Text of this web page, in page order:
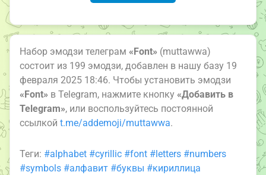
Набор эмодзи телеграм «Font» (muttawwa)
состоит из 199 эмодзи, добавлен в нашу базу 19
февраля 2025 18:46. Чтобы установить эмодзи
«Font» в Telegram, нажмите кнопку «Добавить в
Telegram», или воспользуйтесь постоянной
ссылкой t.me/addemoji/muttawwa.
Теги: #alphabet #cyrillic #font #letters #numbers
#symbols #алфавит #буквы #кириллица